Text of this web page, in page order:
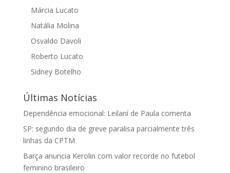
Márcia Lucato
Natália Molina
Osvaldo Davoli
Roberto Lucato
Sidney Botelho
Últimas Notícias
Dependência emocional: Leilaní de Paula comenta
SP: segundo dia de greve paralisa parcialmente três
linhas da CPTM
Barça anuncia Kerolin com valor recorde no futebol
feminino brasileiro